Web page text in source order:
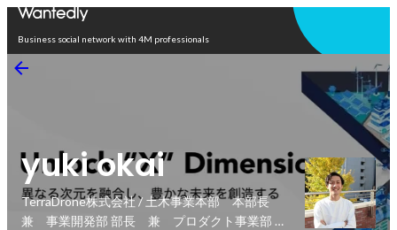
Business social network with 4M professionals
yuki okai
TerraDrone株式会社 / 土木事業本部 本部長
兼 事業開発部 部長 兼 プロダクト事業部 部